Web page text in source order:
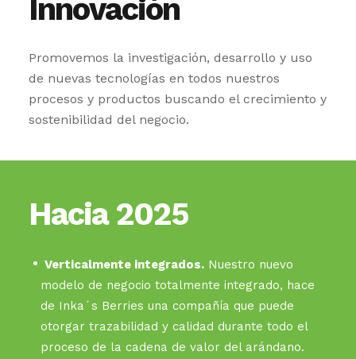
Innovación
Promovemos la investigación, desarrollo y uso
de nuevas tecnologías en todos nuestros
procesos y productos buscando el crecimiento y
sostenibilidad del negocio.
Hacia 2025
Verticalmente integrados. Nuestro nuevo
modelo de negocio totalmente integrado, hace
de Inka´s Berries una compañía que puede
otorgar trazabilidad y calidad durante todo el
proceso de la cadena de valor del arándano.